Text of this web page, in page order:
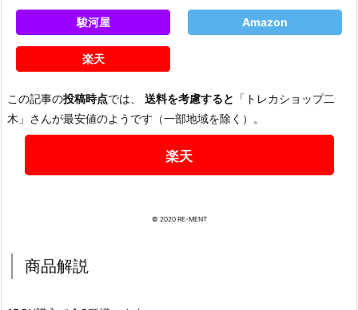
駿河屋 Amazon
楽天
この記事の投稿時点では、 送料を考慮すると 「トレカショップ二
木」さんが最安値のようです（一部地域を除く）。
楽天
© 2020 RE-MENT
商品解説